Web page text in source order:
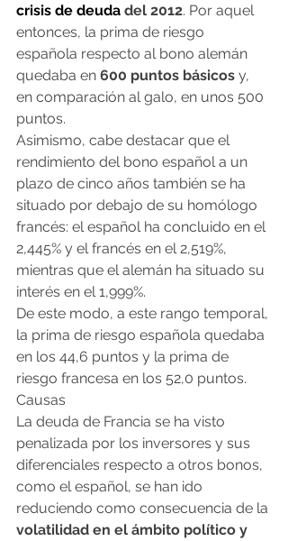
crisis de deuda del 2012. Por aquel
entonces, la prima de riesgo
española respecto al bono alemán
quedaba en 600 puntos básicos y,
en comparación al galo, en unos 500
puntos.
Asimismo, cabe destacar que el
rendimiento del bono español a un
plazo de cinco años también se ha
situado por debajo de su homólogo
francés: el español ha concluido en el
2,445% y el francés en el 2,519%,
mientras que el alemán ha situado su
interés en el 1,999%.
De este modo, a este rango temporal,
la prima de riesgo española quedaba
en los 44,6 puntos y la prima de
riesgo francesa en los 52,0 puntos.
Causas
La deuda de Francia se ha visto
penalizada por los inversores y sus
diferenciales respecto a otros bonos,
como el español, se han ido
reduciendo como consecuencia de la
volatilidad en el ámbito político y